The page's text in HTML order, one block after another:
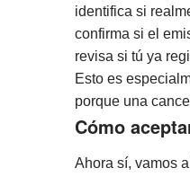
identifica si
confirma si el
revisa si tú ya
Esto es
porque una
Cómo
Ahora sí, vamos